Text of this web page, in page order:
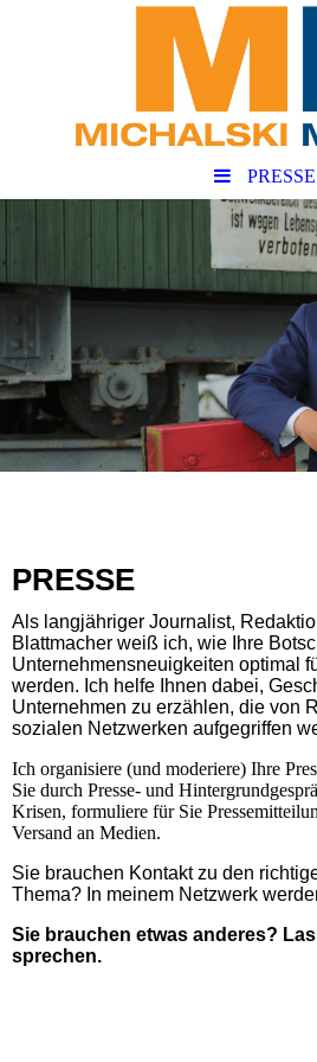
PRESSE
PRESSE
Als langjähriger Journalist,
Blattmacher weiß ich, wie Ihre
Unternehmensneuigkeiten optimal
werden. Ich helfe Ihnen dabei,
Unternehmen zu erzählen, die von
sozialen Netzwerken aufgegriffen
Ich organisiere (und moderiere) Ihre
Sie durch Presse- und
Krisen, formuliere für Sie
Versand an Medien.
Sie brauchen Kontakt zu den
Thema? In meinem Netzwerk
Sie brauchen etwas anderes?
sprechen.